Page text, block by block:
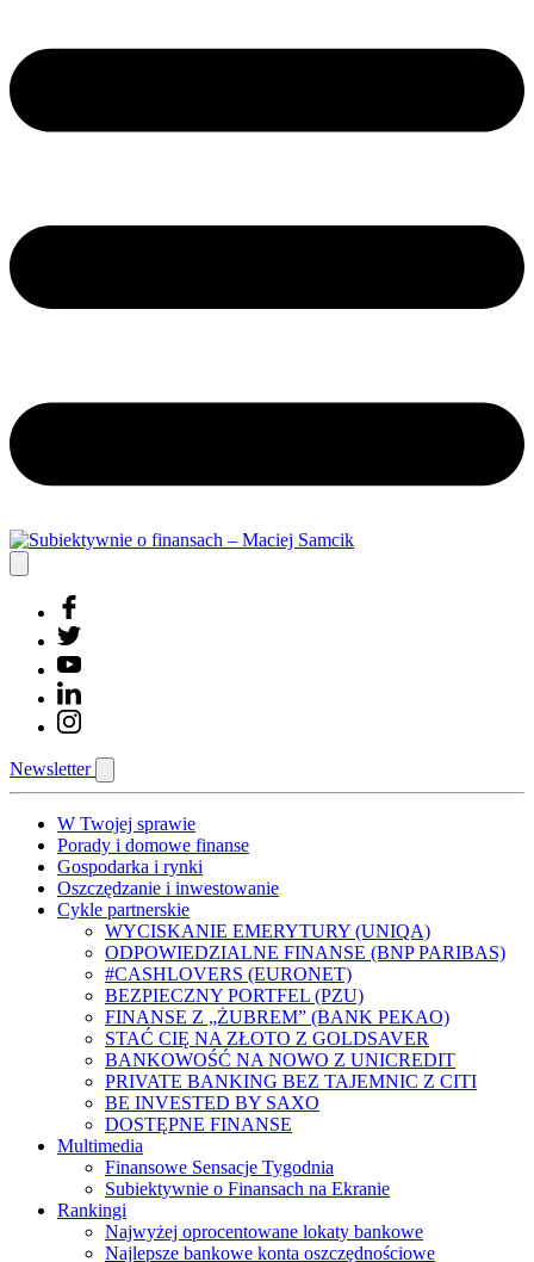
Newsletter
W Twojej sprawie
Porady i domowe finanse
Gospodarka i rynki
Oszczędzanie i inwestowanie
Cykle partnerskie
WYCISKANIE EMERYTURY (UNIQA)
ODPOWIEDZIALNE FINANSE (BNP PARIBAS)
#CASHLOVERS (EURONET)
BEZPIECZNY PORTFEL (PZU)
FINANSE Z „ŻUBREM” (BANK PEKAO)
STAĆ CIĘ NA ZŁOTO Z GOLDSAVER
BANKOWOŚĆ NA NOWO Z UNICREDIT
PRIVATE BANKING BEZ TAJEMNIC Z CITI
BE INVESTED BY SAXO
DOSTĘPNE FINANSE
Multimedia
Finansowe Sensacje Tygodnia
Subiektywnie o Finansach na Ekranie
Rankingi
Najwyżej oprocentowane lokaty bankowe
Najlepsze bankowe konta oszczędnościowe